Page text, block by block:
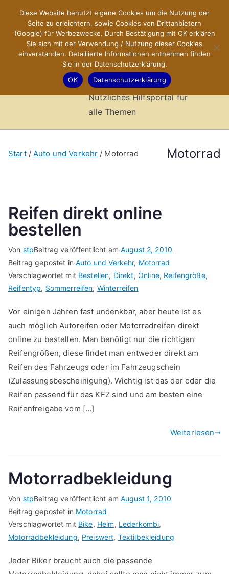
springen
X-Sites.de
–
Hilfsportal
Nützliches Hilfsportal für
alle Themen
Motorrad
Start Auto und Verkehr Motorrad
Reifen direkt online
bestellen
Von stpBeitrag veröffentlicht am August 2, 2010
Beitrag gepostet inAuto und Verkehr, Motorrad
Verschlagwortet mit Bestellen, Direkt, Online, Reifengröße,
Reifentyp, Sommerreifen, Winterreifen
Vor einigen Jahren fast undenkbar, aber heute ist es
auch möglich Autoreifen oder Motorradreifen direkt
online zu bestellen. Man benötigt nur die richtigen
Reifengrößen, diese findet man entweder direkt am
Reifen des Fahrzeugs oder im Fahrzeugschein
(Zulassungsbescheinigung). Wichtig ist das der oder die
Reifen passend für das KFZ sind und am besten eine
Reifenfreigabe vom […]
Weiterlesen
Motorradbekleidung
Von stpBeitrag veröffentlicht am August 1, 2010
Beitrag gepostet in Motorrad
Verschlagwortet mit Bike, Helm, Lederkombi,
Motorradbekleidung, Preiswert, Textilbekleidung
Jeder Biker braucht auch die passende
Diese Website benutzt eigene Cookies um die Nutzung der
Seite zu erleichtern, sowie Cookies von Drittanbietern
(Google) für Werbezwecke. Durch Bestätigung mit OK erklären
Sie sich mit der Verwendung / Nutzung dieser Cookies
einverstanden. Detaillierte Informationen entnehmen finden
Sie in der Datenschutzerklärung.
OK
Datenschutzerklärung